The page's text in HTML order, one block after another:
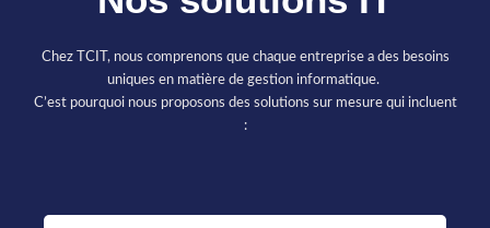
Chez TCIT, nous comprenons que chaque entreprise a des besoins
uniques en matière de gestion informatique.
C’est pourquoi nous proposons des solutions sur mesure qui incluent
: